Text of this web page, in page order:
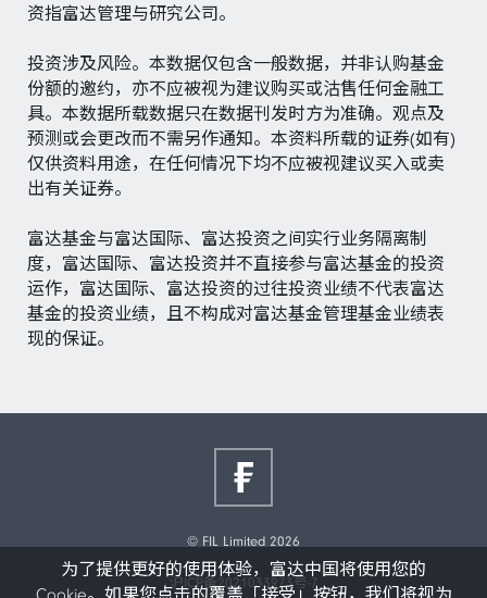
为了提供更好的使用体验，富达中国将使用您的
资指富达管理与研究公司。
投资涉及风险。本数据仅包含一般数据，并非认购基金
份额的邀约，亦不应被视为建议购买或沽售任何金融工
具。本数据所载数据只在数据刊发时方为准确。观点及
预测或会更改而不需另作通知。本资料所载的证券(如有)
仅供资料用途，在任何情况下均不应被视建议买入或卖
出有关证券。
富达基金与富达国际、富达投资之间实行业务隔离制
度，富达国际、富达投资并不直接参与富达基金的投资
运作，富达国际、富达投资的过往投资业绩不代表富达
基金的投资业绩，且不构成对富达基金管理基金业绩表
现的保证。
© FIL Limited 2026
沪ICP备2021033973号-7